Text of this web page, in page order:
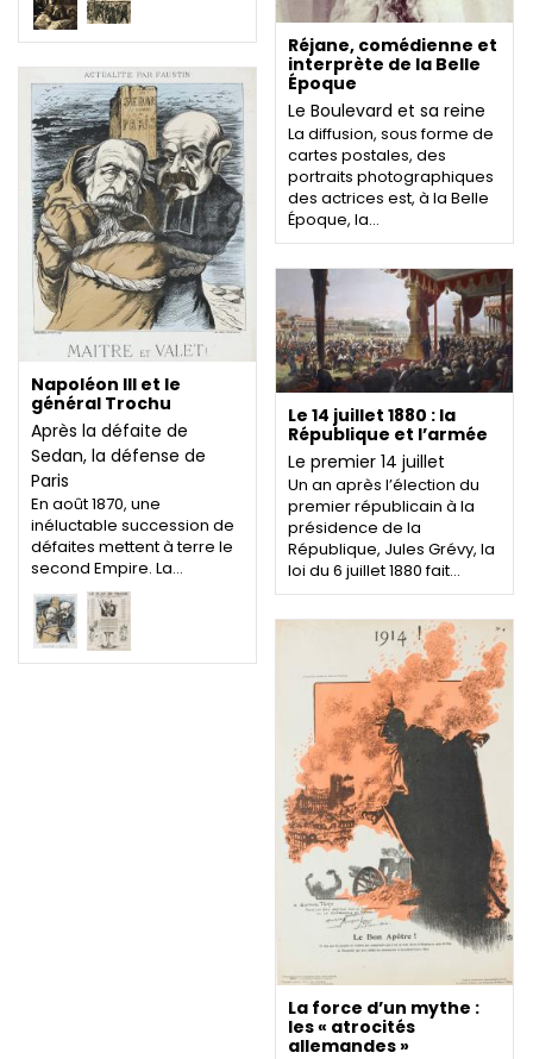
Réjane, comédienne et
interprète de la Belle
Époque
Le Boulevard et sa reine
La diffusion, sous forme de
cartes postales, des
portraits photographiques
des actrices est, à la Belle
Époque, la…
Napoléon III et le
général Trochu
Après la défaite de
Sedan, la défense de
Paris
En août 1870, une
inéluctable succession de
défaites mettent à terre le
second Empire. La…
Le 14 juillet 1880 : la
République et l’armée
Le premier 14 juillet
Un an après l’élection du
premier républicain à la
présidence de la
République, Jules Grévy, la
loi du 6 juillet 1880 fait…
La force d’un mythe :
les « atrocités
allemandes »